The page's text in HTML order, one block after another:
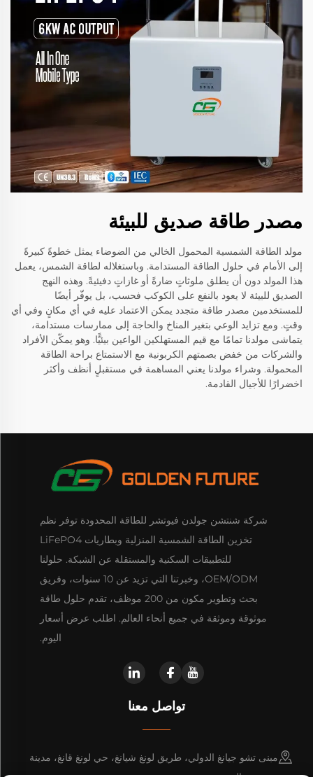
مصدر طاقة صديق للبيئة
مولد الطاقة الشمسية المحمول الخالي من الضوضاء يمثل خطوةً كبيرةً
إلى الأمام في حلول الطاقة المستدامة. وباستغلاله لطاقة الشمس، يعمل
هذا المولد دون أن يطلق ملوثاتٍ ضارةً أو غازاتٍ دفيئيةً. وهذه النهج
الصديق للبيئة لا يعود بالنفع على الكوكب فحسب، بل يوفّر أيضًا
للمستخدمين مصدر طاقة متجدد يمكن الاعتماد عليه في أي مكانٍ وفي أي
وقتٍ. ومع تزايد الوعي بتغير المناخ والحاجة إلى ممارسات مستدامة،
يتماشى مولدنا تمامًا مع قيم المستهلكين الواعين بيئيًّا. وهو يمكّن الأفراد
والشركات من خفض بصمتهم الكربونية مع الاستمتاع براحة الطاقة
المحمولة. وشراء مولدنا يعني المساهمة في مستقبلٍ أنظف وأكثر
اخضرارًا للأجيال القادمة.
شركة شنتشن جولدن فيوتشر للطاقة المحدودة توفر نظم
تخزين الطاقة الشمسية المنزلية وبطاريات LiFePO4
للتطبيقات السكنية والمستقلة عن الشبكة. حلولنا
OEM/ODM، وخبرتنا التي تزيد عن 10 سنوات، وفريق
بحث وتطوير مكون من 200 موظف، تقدم حلول طاقة
موثوقة وموثقة في جميع أنحاء العالم. اطلب عرض أسعار
اليوم.
تواصل معنا
مبنى تشو جيانغ الدولي، طريق لونغ شيانغ، حي لونغ قانغ، مدينة